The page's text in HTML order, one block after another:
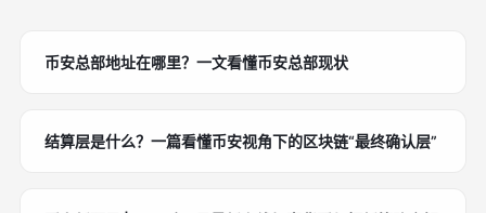
币安总部地址在哪里？一文看懂币安总部现状
结算层是什么？一篇看懂币安视角下的区块链“最终确认层”